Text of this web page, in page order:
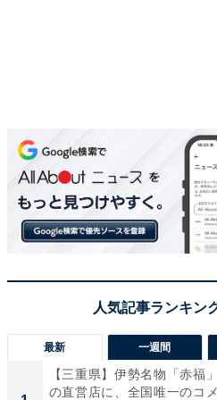
最新 一週間
【三重県】伊勢名物「赤福」
の直営店に、全国唯一のコメ